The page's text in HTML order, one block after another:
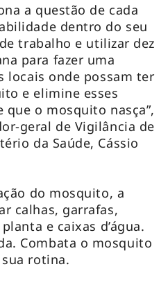
a questão de cada
dentro do seu
trabalho e utilizar dez
para fazer uma
locais onde possam ter
e elimine esses
o mosquito nasça”,
geral de Vigilância de
da Saúde, Cássio
do mosquito, a
calhas, garrafas,
e caixas d’água.
Combata o mosquito
rotina.